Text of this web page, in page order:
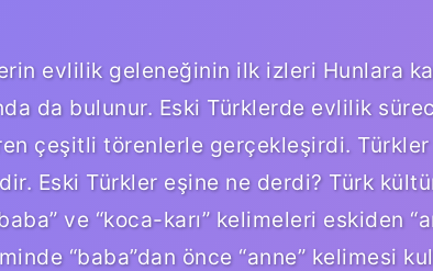
evlilik geleneğinin ilk izleri Hunlara
da bulunur. Eski Türklerde evlilik
çeşitli törenlerle gerçekleşirdi.
Eski Türkler eşine ne derdi? Türk
ve “koca-karı” kelimeleri eskiden
“baba”dan önce “anne” kelimesi